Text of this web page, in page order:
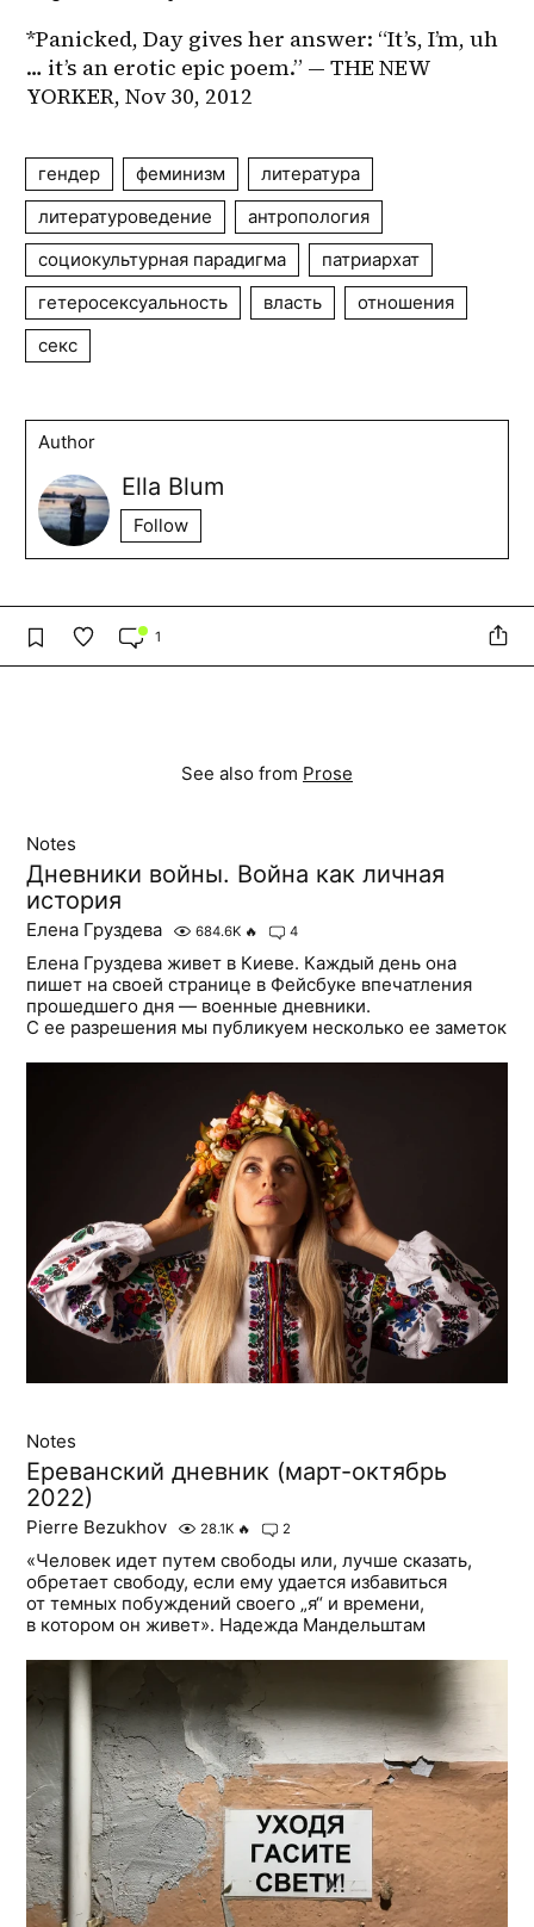
*Panicked, Day gives her answer: “It’s, I’m, uh
… it’s an erotic epic poem.” — THE NEW
YORKER, Nov 30, 2012
гендер феминизм
литература
литературоведение
антропология
социокультурная парадигма
патриархат
гетеросексуальность
власть
отношения
секс
Author
Ella Blum
Follow
1
See also from Prose
Notes
Дневники войны. Война как личная
история
Елена Груздева 684.6K 🔥 4
Елена Груздева живет в Киеве. Каждый день она
пишет на своей странице в Фейсбуке впечатления
прошедшего дня — военные дневники.
С ее разрешения мы публикуем несколько ее заметок
Notes
Ереванский дневник (март-октябрь
2022)
Pierre Bezukhov 28.1K 🔥 2
«Человек идет путем свободы или, лучше сказать,
обретает свободу, если ему удается избавиться
от темных побуждений своего „я“ и времени,
в котором он живет». Надежда Мандельштам